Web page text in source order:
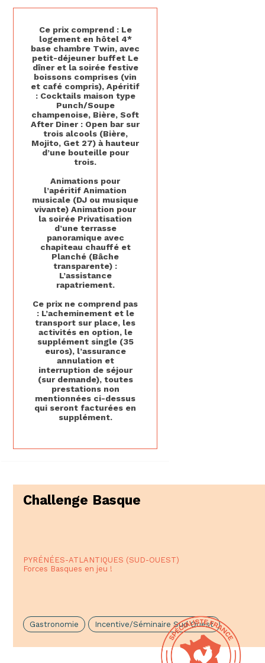
Ce prix comprend : Le
logement en hôtel 4*
base chambre Twin, avec
petit-déjeuner buffet Le
dîner et la soirée festive
boissons comprises (vin
et café compris), Apéritif
: Cocktails maison type
Punch/Soupe
champenoise, Bière, Soft
After Diner : Open bar sur
trois alcools (Bière,
Mojito, Get 27) à hauteur
d’une bouteille pour
trois.
Animations pour
l’apéritif Animation
musicale (DJ ou musique
vivante) Animation pour
la soirée Privatisation
d’une terrasse
panoramique avec
chapiteau chauffé et
Planché (Bâche
transparente) :
L’assistance
rapatriement.
Ce prix ne comprend pas
: L’acheminement et le
transport sur place, les
activités en option, le
supplément single (35
euros), l’assurance
annulation et
interruption de séjour
(sur demande), toutes
prestations non
mentionnées ci-dessus
qui seront facturées en
supplément.
Challenge Basque
PYRÉNÉES-ATLANTIQUES (SUD-OUEST)
Forces Basques en jeu !
Gastronomie Incentive/Séminaire Sud Ouest